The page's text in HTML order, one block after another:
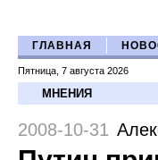
ГЛАВНАЯ
Пятница, 7 августа 2026
МНЕНИЯ
2008-10-31